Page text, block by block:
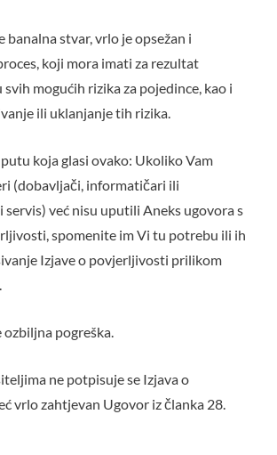
banalna stvar, vrlo je opsežan i
koji mora imati za rezultat
mogućih rizika za pojedince, kao i
ili uklanjanje tih rizika.
koja glasi ovako: Ukoliko Vam
(dobavljači, informatičari ili
već nisu uputili Aneks ugovora s
spomenite im Vi tu potrebu ili ih
Izjave o povjerljivosti prilikom
ozbiljna pogreška.
ne potpisuje se Izjava o
vrlo zahtjevan Ugovor iz članka 28.